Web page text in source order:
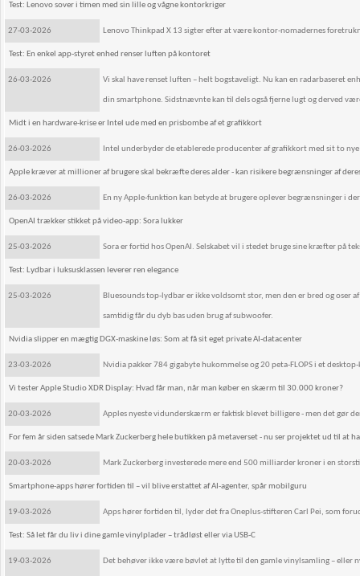
Test: Lenovo sover i timen med sin lille og vågne kontorkriger
27-03-2026 Lenovo Thinkpad X 13 sigter efter at være kontor-nomadernes
Test: En enkel app-styret enhed renser luften på kontoret
26-03-2026 Vi skal have renset luften – helt bogstaveligt. Nu kan en radarbaseret
din smartphone. Sidstnævnte kan til dels også fjerne lugt og derved
Midt i en hardware-krise er Intel ude med en prisbombe af et grafikkort
26-03-2026 Intel underbyder de etablerede producenter af grafikkort med sit to
Apple kræver at millioner af brugere skal bekræfte deres alder - kan risikere begrænsninger af
26-03-2026 En ny Apple-funktion kan betyde at brugere oplever begrænsninger i
OpenAI trækker stikket på video-app: Sora lukker
25-03-2026 Sora er fortid hos OpenAI. Selskabet vil i stedet bruge sine kræfter på
Test: Lydbar i luksusklassen leverer ren elegance
25-03-2026 Bluesounds top-lydbar er ikke voldsomt stor, men den er bred og oser
samtidig får du dyb bas uden brug af subwoofer.
Nvidia slipper en mægtig DGX-maskine løs: Som at få sit eget private AI-datacenter
23-03-2026 Nvidia pakker 784 gigabyte hukommelse og 20 peta-FLOPS i et
Vi tester Apple Studio XDR Display: Hvad får man, når man køber en skærm til 30.000 kroner?
20-03-2026 Apples nyeste vidunderskærm er faktisk blevet billigere - men det gør
For fem år siden satsede Mark Zuckerberg hele butikken på metaverset - nu ser projektet ud til at
20-03-2026 Mark Zuckerberg investerede mere end 500 milliarder kroner i en
Smartphone-apps hører fortiden til – vil blive erstattet af AI-agenter, spår mobilguru
19-03-2026 Apps hører fortiden til, lyder det fra Oneplus-stifteren Carl Pei, som
Test: Så let får du liv i dine gamle vinylplader – trådløst eller via USB-C
19-03-2026 Det behøver ikke være bøvlet at lytte til den gamle vinylsamling – eller